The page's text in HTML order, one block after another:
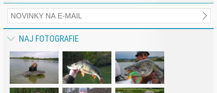
NAJ FOTOGRAFIE